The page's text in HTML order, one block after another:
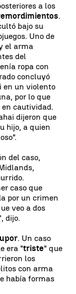
a los
.
bajo su
Uno de
el arma
del
ropa con
concluyó
en un violento
por lo que
cautividad.
dijeron que
hijo, a quien
del caso,
caso que
por un crimen
veo a dos
dijo.
. Un caso
era "triste" que
los
con arma
había formas